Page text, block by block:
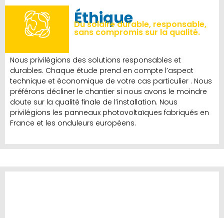
Éthique
Du solaire durable, responsable,
sans compromis sur la qualité.
Nous privilégions des solutions responsables et
durables. Chaque étude prend en compte l’aspect
technique et économique de votre cas particulier . Nous
préférons décliner le chantier si nous avons le moindre
doute sur la qualité finale de l’installation. Nous
privilégions les panneaux photovoltaïques fabriqués en
France et les onduleurs européens.